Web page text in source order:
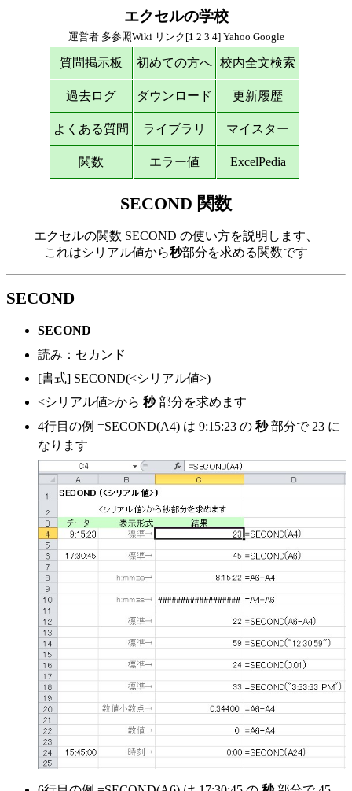
エクセルの学校
運営者 多参照Wiki リンク[1 2 3 4] Yahoo Google
質問掲示板 初めての方へ 校内全文検索
過去ログ ダウンロード 更新履歴
よくある質問 ライブラリ マイスター
関数 エラー値 ExcelPedia
SECOND 関数
エクセルの関数 SECOND の使い方を説明します、
これはシリアル値から秒部分を求める関数です
SECOND
SECOND
読み：セカンド
[書式] SECOND(<シリアル値>)
<シリアル値>から 秒部分を求めます
4行目の例 =SECOND(A4) は 9:15:23 の 秒部分で 23 に
なります